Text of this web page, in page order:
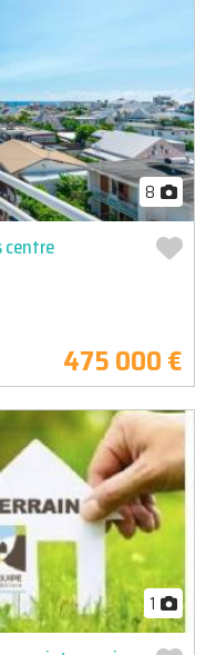
8
475 000 €
1